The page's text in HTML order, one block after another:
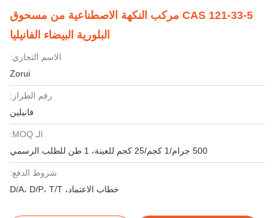
CAS 121-33-5 مركب النكهة الاصطناعية من مسحوق
البلورية البيضاء الفانيليا
الاسم التجاري:
Zorui
رقم الطراز:
فانيلين
الـ MOQ:
500 جرام/1 كجم/25 كجم للعينة، 1 طن للطلب الرسمي
شروط الدفع:
خطاب الاعتماد، D/A، D/P، T/T